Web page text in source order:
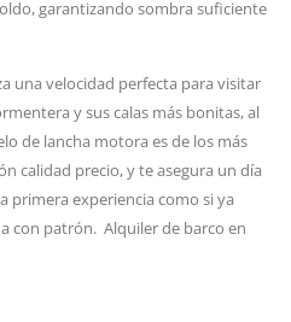
garantizando sombra suficiente
una velocidad perfecta para visitar
y sus calas más bonitas, al
de lancha motora es de los más
calidad precio, y te asegura un día
primera experiencia como si ya
con patrón. Alquiler de barco en